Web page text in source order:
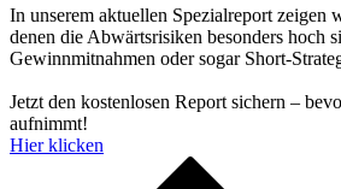
In unserem aktuellen Spezialreport zeigen
denen die Abwärtsrisiken besonders hoch
Gewinnmitnahmen oder sogar Short-
Jetzt den kostenlosen Report sichern –
aufnimmt!
Hier klicken